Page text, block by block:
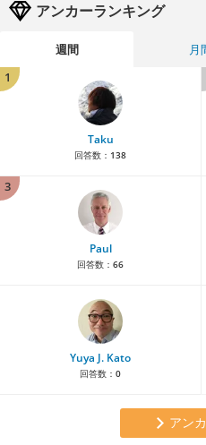
アンカーランキング
週間 月
1
Taku
回答数： 138
3
Paul
回答数： 66
Yuya J. Kato
回答数： 0
アン